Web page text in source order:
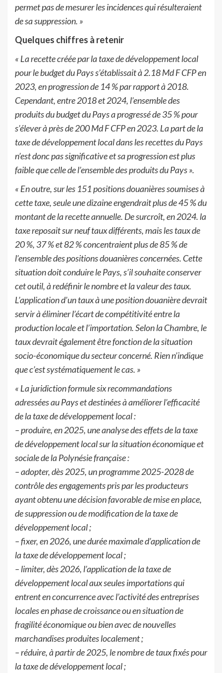
permet pas de mesurer les incidences qui résulteraient
de sa suppression. »
Quelques chiffres à retenir
« La recette créée par la taxe de développement local
pour le budget du Pays s’établissait à 2.18 Md F CFP en
2023, en progression de 14 % par rapport à 2018.
Cependant, entre 2018 et 2024, l’ensemble des
produits du budget du Pays a progressé de 35 % pour
s’élever à près de 200 Md F CFP en 2023. La part de la
taxe de développement local dans les recettes du Pays
n’est donc pas significative et sa progression est plus
faible que celle de l’ensemble des produits du Pays ».
« En outre, sur les 151 positions douanières soumises à
cette taxe, seule une dizaine engendrait plus de 45 % du
montant de la recette annuelle. De surcroît, en 2024. la
taxe reposait sur neuf taux différents, mais les taux de
20 %, 37 % et 82 % concentraient plus de 85 % de
l’ensemble des positions douanières concernées. Cette
situation doit conduire le Pays, s’il souhaite conserver
cet outil, à redéfinir le nombre et la valeur des taux.
L’application d’un taux à une position douanière devrait
servir à éliminer l’écart de compétitivité entre la
production locale et l’importation. Selon la Chambre, le
taux devrait également être fonction de la situation
socio-économique du secteur concerné. Rien n’indique
que c’est systématiquement le cas. »
« La juridiction formule six recommandations
adressées au Pays et destinées à améliorer l’efficacité
de la taxe de développement local :
– produire, en 2025, une analyse des effets de la taxe
de développement local sur la situation économique et
sociale de la Polynésie française :
– adopter, dès 2025, un programme 2025-2028 de
contrôle des engagements pris par les producteurs
ayant obtenu une décision favorable de mise en place,
de suppression ou de modification de la taxe de
développement local ;
– fixer, en 2026, une durée maximale d’application de
la taxe de développement local ;
– limiter, dès 2026, l’application de la taxe de
développement local aux seules importations qui
entrent en concurrence avec l’activité des entreprises
locales en phase de croissance ou en situation de
fragilité économique ou bien avec de nouvelles
marchandises produites localement ;
– réduire, à partir de 2025, le nombre de taux fixés pour
la taxe de développement local ;